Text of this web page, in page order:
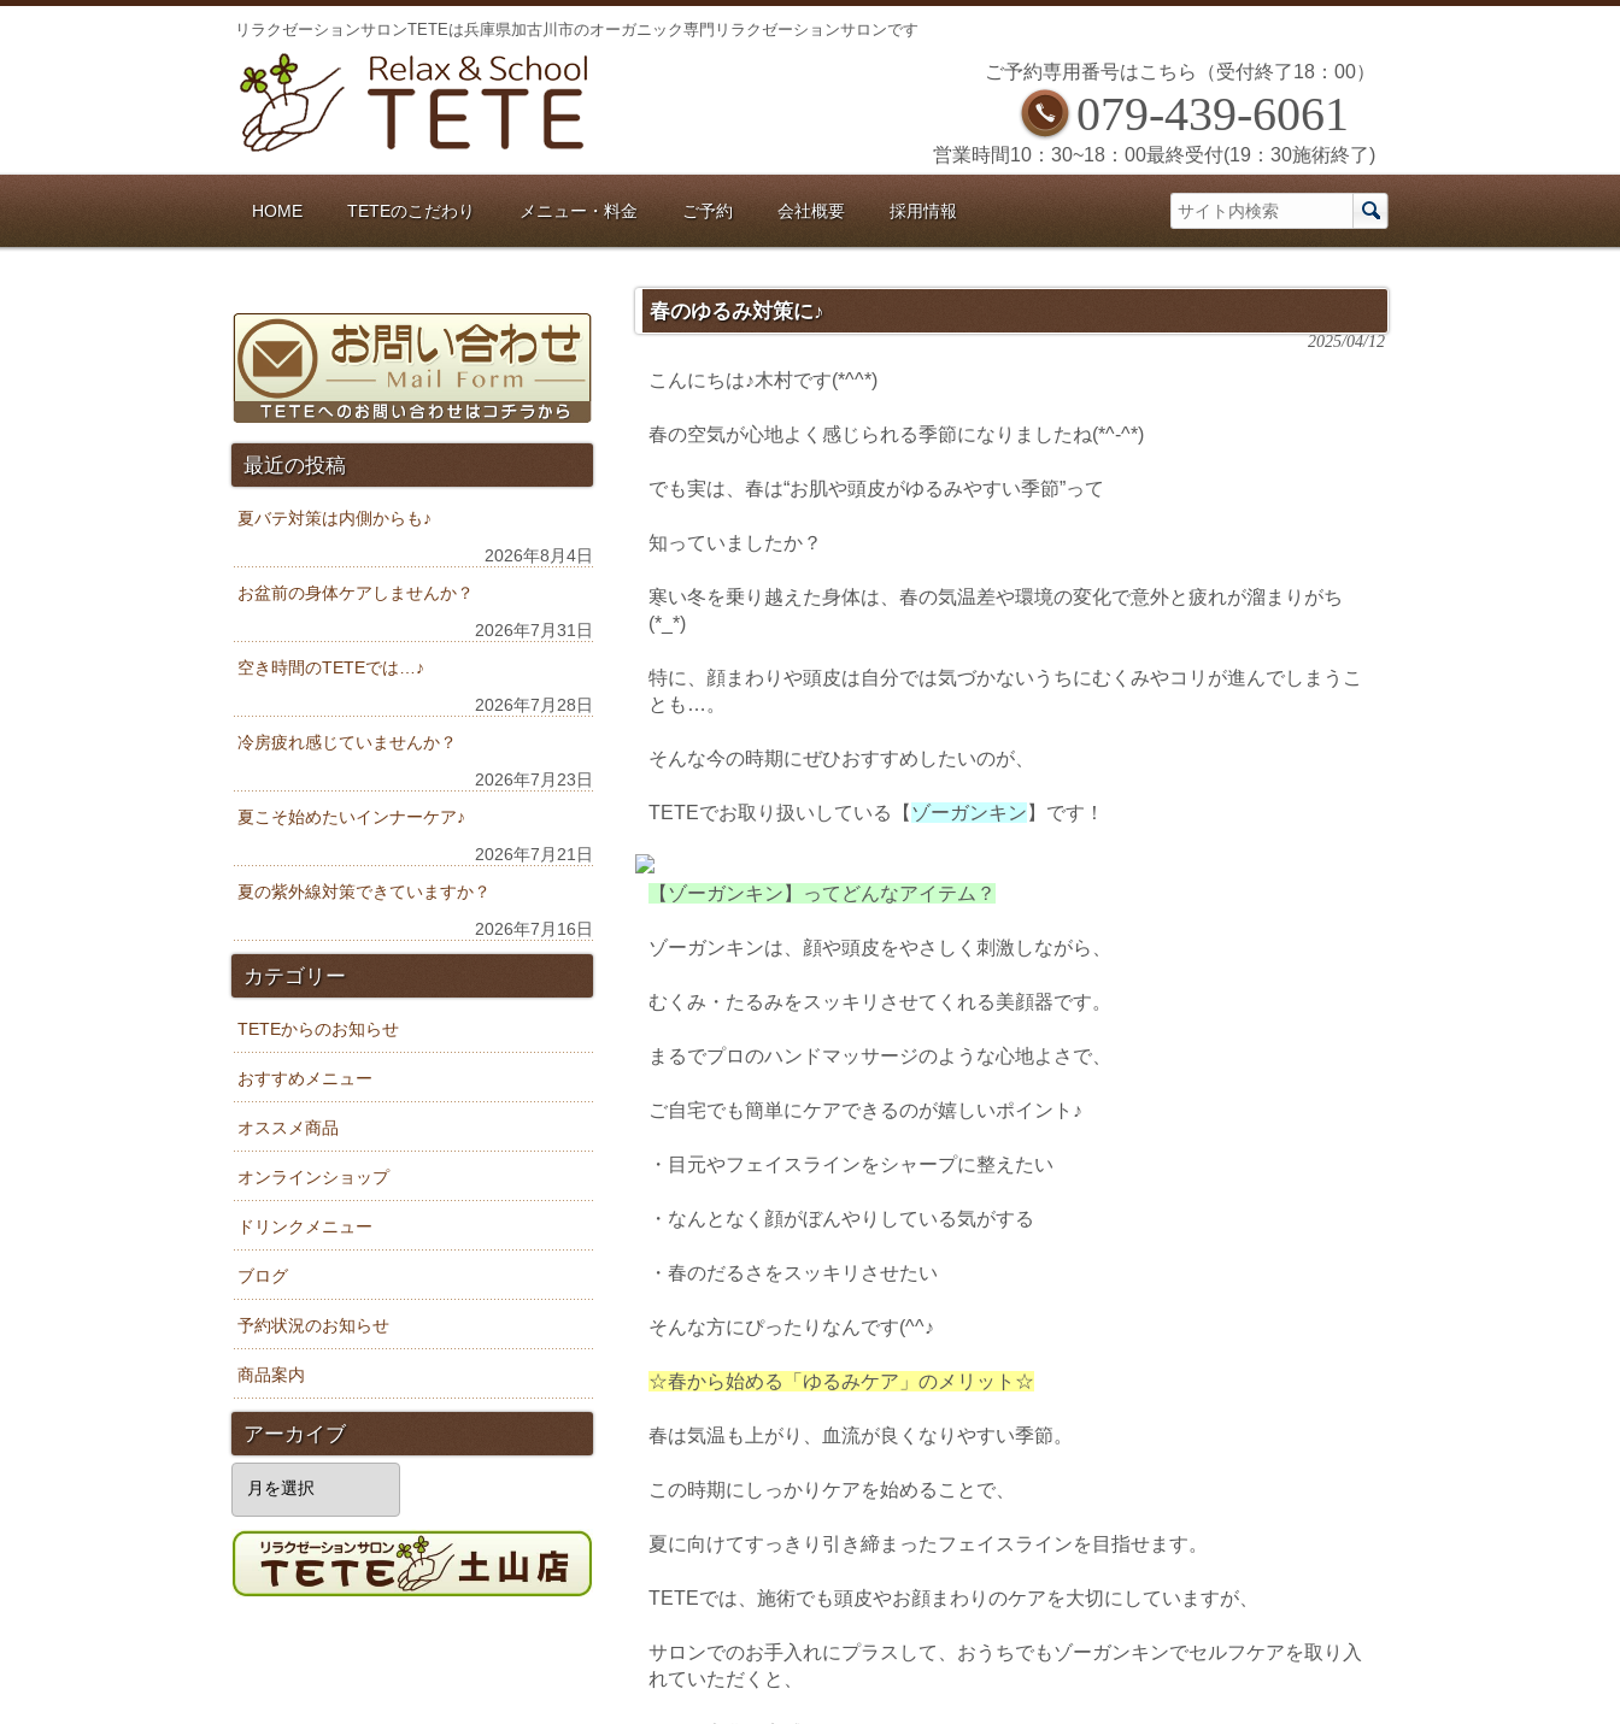
リラクゼーションサロンTETEは兵庫県加古川市のオーガニック専門リラクゼーションサロンです
ご予約専用番号はこちら（受付終了18：00）
079-439-6061
営業時間10：30~18：00最終受付(19：30施術終了)
HOME TETEのこだわり メニュー・料金 ご予約 会社概要 採用情報
春のゆるみ対策に♪
2025/04/12
こんにちは♪木村です(*^^*)
春の空気が心地よく感じられる季節になりましたね(*^-^*)
でも実は、春は“お肌や頭皮がゆるみやすい季節”って
知っていましたか？
寒い冬を乗り越えた身体は、春の気温差や環境の変化で意外と疲れが溜まりがち
(*_*)
特に、顔まわりや頭皮は自分では気づかないうちにむくみやコリが進んでしまうこ
とも…。
そんな今の時期にぜひおすすめしたいのが、
TETEでお取り扱いしている【 ゾーガンキン 】です！
【ゾーガンキン】ってどんなアイテム？
ゾーガンキンは、顔や頭皮をやさしく刺激しながら、
むくみ・たるみをスッキリさせてくれる美顔器です。
まるでプロのハンドマッサージのような心地よさで、
ご自宅でも簡単にケアできるのが嬉しいポイント♪
・目元やフェイスラインをシャープに整えたい
・なんとなく顔がぼんやりしている気がする
・春のだるさをスッキリさせたい
そんな方にぴったりなんです(^^♪
☆春から始める「ゆるみケア」のメリット☆
春は気温も上がり、血流が良くなりやすい季節。
この時期にしっかりケアを始めることで、
夏に向けてすっきり引き締まったフェイスラインを目指せます。
TETEでは、施術でも頭皮やお顔まわりのケアを大切にしていますが、
サロンでのお手入れにプラスして、おうちでもゾーガンキンでセルフケアを取り入
れていただくと、
最近の投稿
夏バテ対策は内側からも♪
2026年8月4日
お盆前の身体ケアしませんか？
2026年7月31日
空き時間のTETEでは…♪
2026年7月28日
冷房疲れ感じていませんか？
2026年7月23日
夏こそ始めたいインナーケア♪
2026年7月21日
夏の紫外線対策できていますか？
2026年7月16日
カテゴリー
TETEからのお知らせ
おすすめメニュー
オススメ商品
オンラインショップ
ドリンクメニュー
ブログ
予約状況のお知らせ
商品案内
アーカイブ
イ